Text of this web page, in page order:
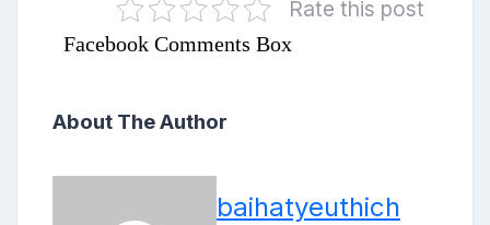
Rate this post
Facebook Comments Box
About The Author
baihatyeuthich